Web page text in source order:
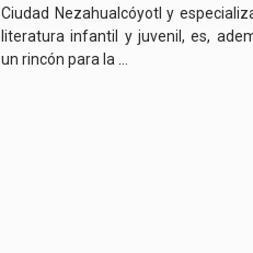
Ciudad Nezahualcóyotl y
literatura infantil y juvenil, es,
un rincón para la ...